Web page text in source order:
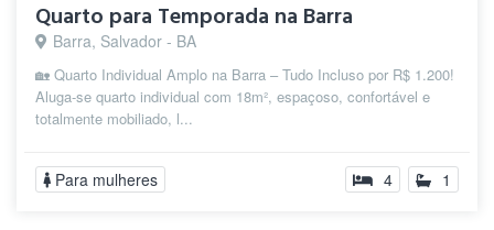
Quarto para Temporada na Barra
Barra, Salvador - BA
🏡 Quarto Individual Amplo na Barra – Tudo Incluso por R$ 1.200!
Aluga-se quarto individual com 18m², espaçoso, confortável e
totalmente mobiliado, l...
Para mulheres 4 1